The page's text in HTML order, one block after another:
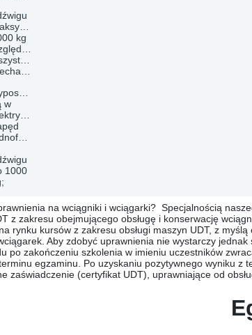
kg
w
1000
na wciągniki i wciągarki? Specjalnością
z zakresu obejmującego obsługę i konserwację
rynku kursów z zakresu obsługi maszyn UDT, z
Aby zdobyć uprawnienia nie wystarczy
po zakończeniu szkolenia w imieniu uczestników
egzaminu. Po uzyskaniu pozytywnego wyniku z
zaświadczenie (certyfikat UDT), uprawniające od